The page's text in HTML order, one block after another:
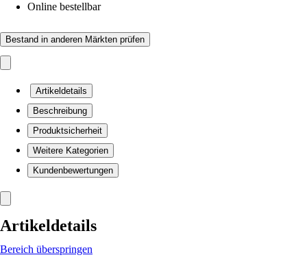
Online bestellbar
Bestand in anderen Märkten prüfen
Artikeldetails
Beschreibung
Produktsicherheit
Weitere Kategorien
Kundenbewertungen
Artikeldetails
Bereich überspringen